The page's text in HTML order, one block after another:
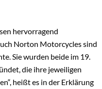
hervorragend
Norton Motorcycles sind
Sie wurden beide im 19.
die ihre jeweiligen
heißt es in der Erklärung